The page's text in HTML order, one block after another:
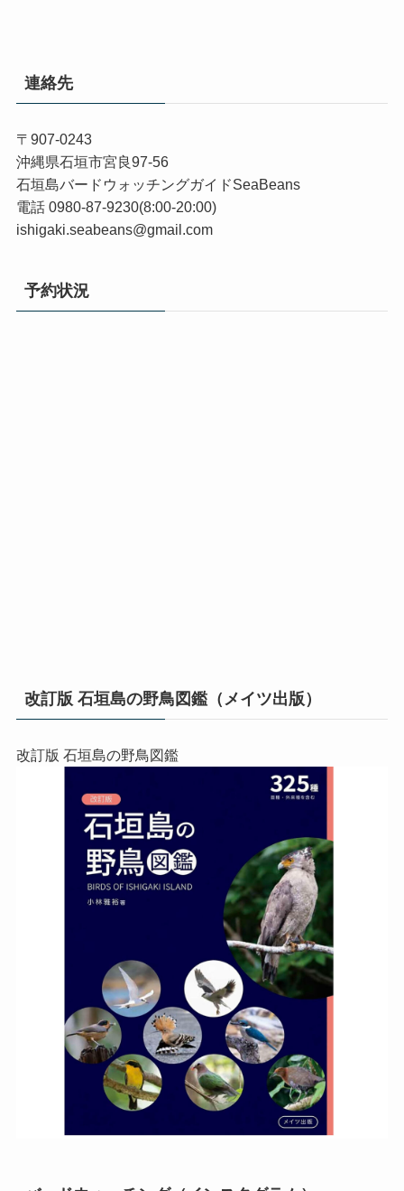
連絡先
〒907-0243
沖縄県石垣市宮良97-56
石垣島バードウォッチングガイドSeaBeans
電話 0980-87-9230(8:00-20:00)
ishigaki.seabeans@gmail.com
予約状況
改訂版 石垣島の野鳥図鑑（メイツ出版）
改訂版 石垣島の野鳥図鑑